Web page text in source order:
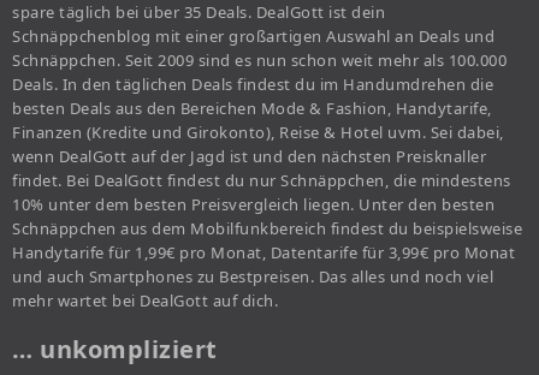
spare täglich bei über 35 Deals. DealGott ist dein
Schnäppchenblog mit einer großartigen Auswahl an Deals und
Schnäppchen. Seit 2009 sind es nun schon weit mehr als 100.000
Deals. In den täglichen Deals findest du im Handumdrehen die
besten Deals aus den Bereichen Mode & Fashion, Handytarife,
Finanzen (Kredite und Girokonto), Reise & Hotel uvm. Sei dabei,
wenn DealGott auf der Jagd ist und den nächsten Preisknaller
findet. Bei DealGott findest du nur Schnäppchen, die mindestens
10% unter dem besten Preisvergleich liegen. Unter den besten
Schnäppchen aus dem Mobilfunkbereich findest du beispielsweise
Handytarife für 1,99€ pro Monat, Datentarife für 3,99€ pro Monat
und auch Smartphones zu Bestpreisen. Das alles und noch viel
mehr wartet bei DealGott auf dich.
… unkompliziert